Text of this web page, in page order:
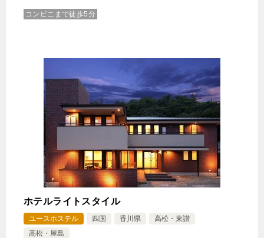
コンビニまで徒歩5分
ホテルライトスタイル
ユースホステル 四国 香川県
高松・東讃
高松・屋島